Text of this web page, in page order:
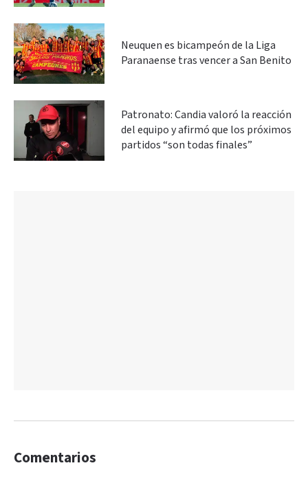
Neuquen es bicampeón de la Liga
Paranaense tras vencer a San Benito
Patronato: Candia valoró la reacción
del equipo y afirmó que los próximos
partidos “son todas finales”
Comentarios